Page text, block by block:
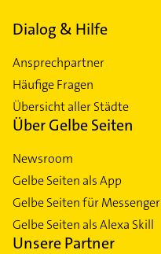
Dialog & Hilfe
Ansprechpartner
Häufige Fragen
Übersicht aller Städte
Über Gelbe Seiten
Newsroom
Gelbe Seiten als App
Gelbe Seiten für Messenger
Gelbe Seiten als Alexa Skill
Unsere Partner